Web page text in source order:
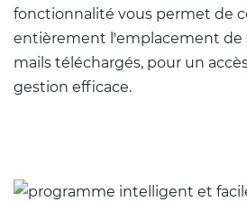
fonctionnalité vous permet de
entièrement l'emplacement de
mails téléchargés, pour un
gestion efficace.